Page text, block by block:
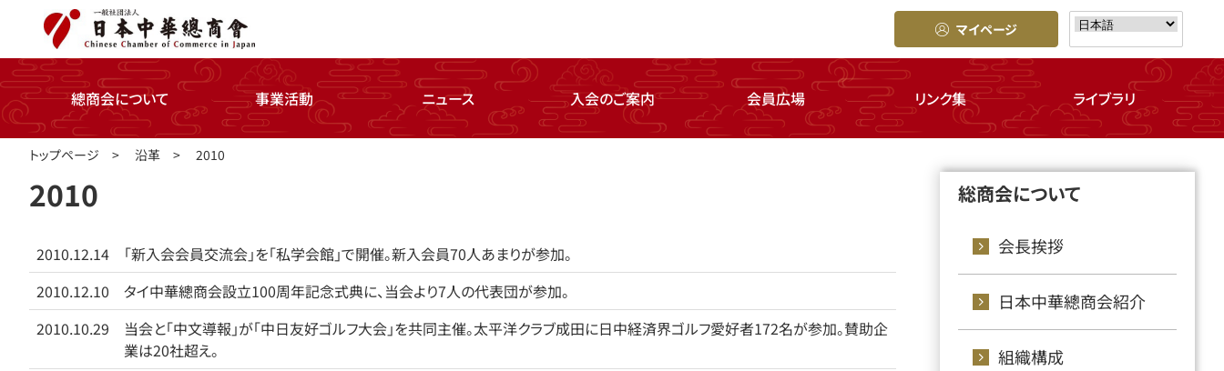
マイページ
總商会について 事業活動 ニュース 入会のご案内 会員広場 リンク集 ライブラリ
トップページ > 沿革 > 2010
2010
2010.12.14
「新入会会員交流会」を「私学会館」で開催。新入会員70人あまりが参加。
2010.12.10
タイ中華總商会設立100周年記念式典に、当会より7人の代表団が参加。
2010.10.29
当会と「中文導報」が「中日友好ゴルフ大会」を共同主催。太平洋クラブ成田に日中経済界ゴルフ愛好者172名が参加。賛助企
業は20社超え。
総商会について
会長挨拶
日本中華總商会紹介
組織構成